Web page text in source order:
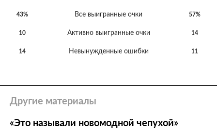
43% Все выигранные очки 57%
10 Активно выигранные очки 14
14 Невынужденные ошибки 11
Другие материалы
«Это называли новомодной чепухой»